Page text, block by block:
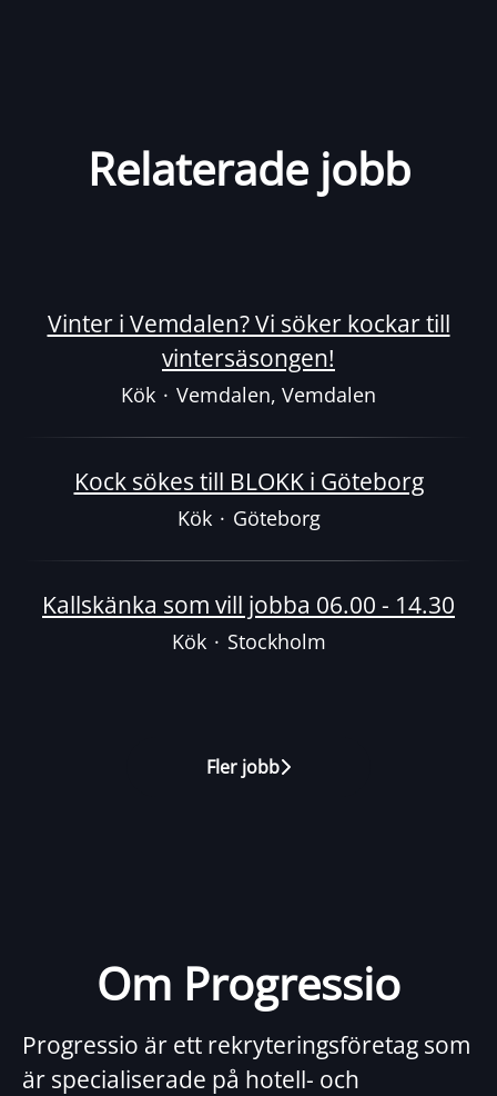
Relaterade jobb
Vinter i Vemdalen? Vi söker kockar till
vintersäsongen!
Kök · Vemdalen, Vemdalen
Kock sökes till BLOKK i Göteborg
Kök · Göteborg
Kallskänka som vill jobba 06.00 - 14.30
Kök · Stockholm
Fler jobb
Om Progressio
Progressio är ett rekryteringsföretag som
är specialiserade på hotell- och